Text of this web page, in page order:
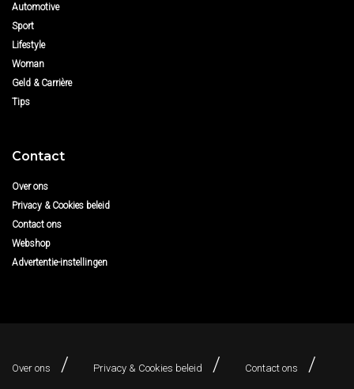
Automotive
Sport
Lifestyle
Woman
Geld & Carrière
Tips
Contact
Over ons
Privacy & Cookies beleid
Contact ons
Webshop
Advertentie-instellingen
Over ons Privacy & Cookies beleid Contact ons